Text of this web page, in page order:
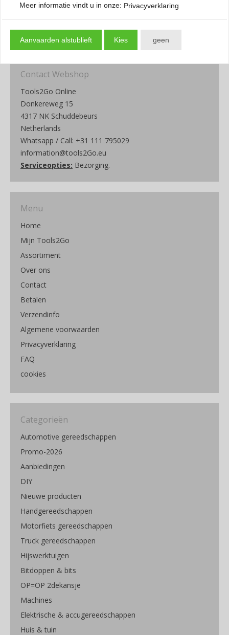
Contact Webshop
Tools2Go Online
Donkereweg 15
4317 NK Schuddebeurs
Netherlands
Whatsapp / Call: +31 111 795029
information@tools2Go.eu
Serviceopties: Bezorging.
Menu
Home
Mijn Tools2Go
Assortiment
Over ons
Contact
Betalen
Verzendinfo
Algemene voorwaarden
Privacyverklaring
FAQ
cookies
Categorieën
Automotive gereedschappen
Promo-2026
Aanbiedingen
DIY
Nieuwe producten
Handgereedschappen
Motorfiets gereedschappen
Truck gereedschappen
Hijswerktuigen
Bitdoppen & bits
OP=OP 2dekansje
Machines
Elektrische & accugereedschappen
Huis & tuin
Meer informatie vindt u in onze: Privacyverklaring
Aanvaarden alstublieft Kies geen